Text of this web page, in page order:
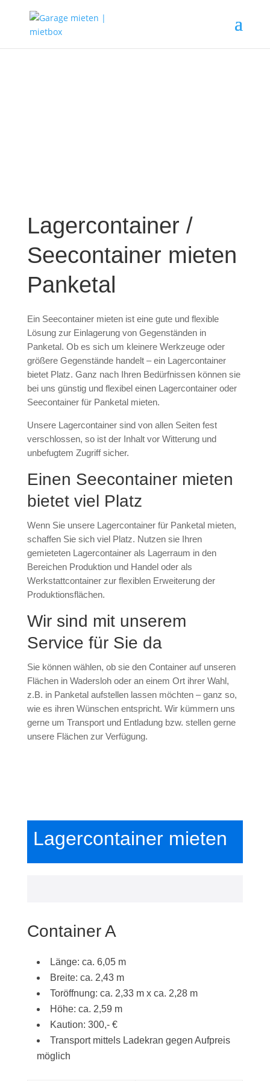
Lagercontainer /
Seecontainer mieten
Panketal
Ein Seecontainer mieten ist eine gute und flexible
Lösung zur Einlagerung von Gegenständen in
Panketal. Ob es sich um kleinere Werkzeuge oder
größere Gegenstände handelt – ein Lagercontainer
bietet Platz. Ganz nach Ihren Bedürfnissen können sie
bei uns günstig und flexibel einen Lagercontainer oder
Seecontainer für Panketal mieten.
Unsere Lagercontainer sind von allen Seiten fest
verschlossen, so ist der Inhalt vor Witterung und
unbefugtem Zugriff sicher.
Einen Seecontainer mieten
bietet viel Platz
Wenn Sie unsere Lagercontainer für Panketal mieten,
schaffen Sie sich viel Platz. Nutzen sie Ihren
gemieteten Lagercontainer als Lagerraum in den
Bereichen Produktion und Handel oder als
Werkstattcontainer zur flexiblen Erweiterung der
Produktionsflächen.
Wir sind mit unserem
Service für Sie da
Sie können wählen, ob sie den Container auf unseren
Flächen in Wadersloh oder an einem Ort ihrer Wahl,
z.B. in Panketal aufstellen lassen möchten – ganz so,
wie es ihren Wünschen entspricht. Wir kümmern uns
gerne um Transport und Entladung bzw. stellen gerne
unsere Flächen zur Verfügung.
Lagercontainer mieten
Container A
Länge: ca. 6,05 m
Breite: ca. 2,43 m
Toröffnung: ca. 2,33 m x ca. 2,28 m
Höhe: ca. 2,59 m
Kaution: 300,- €
Transport mittels Ladekran gegen Aufpreis
möglich